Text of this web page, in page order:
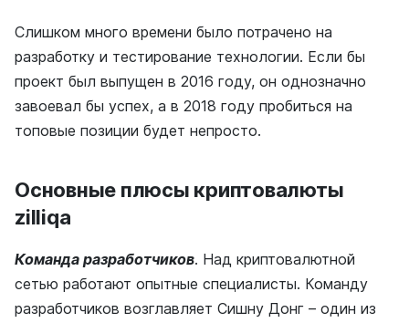
Слишком много времени было потрачено на
разработку и тестирование технологии. Если бы
проект был выпущен в 2016 году, он однозначно
завоевал бы успех, а в 2018 году пробиться на
топовые позиции будет непросто.
Основные плюсы криптовалюты
zilliqa
Команда разработчиков. Над криптовалютной
сетью работают опытные специалисты. Команду
разработчиков возглавляет Сишну Донг – один из